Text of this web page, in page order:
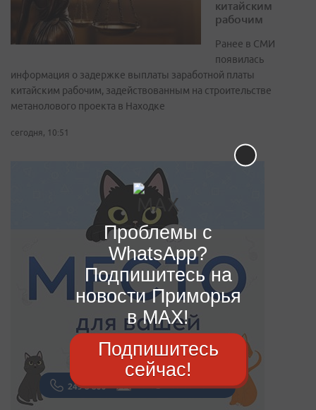
китайским
рабочим
Ранее в СМИ
появилась
информация о задержке выплаты заработной платы
китайским рабочим, задействованным на строительстве
метанолового проекта в Находке
сегодня, 10:51
Проблемы с
WhatsApp?
Подпишитесь на
новости Приморья
в MAX!
Подпишитесь
сейчас!